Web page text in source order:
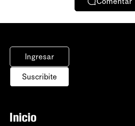
Ingresar
Suscribite
Inicio